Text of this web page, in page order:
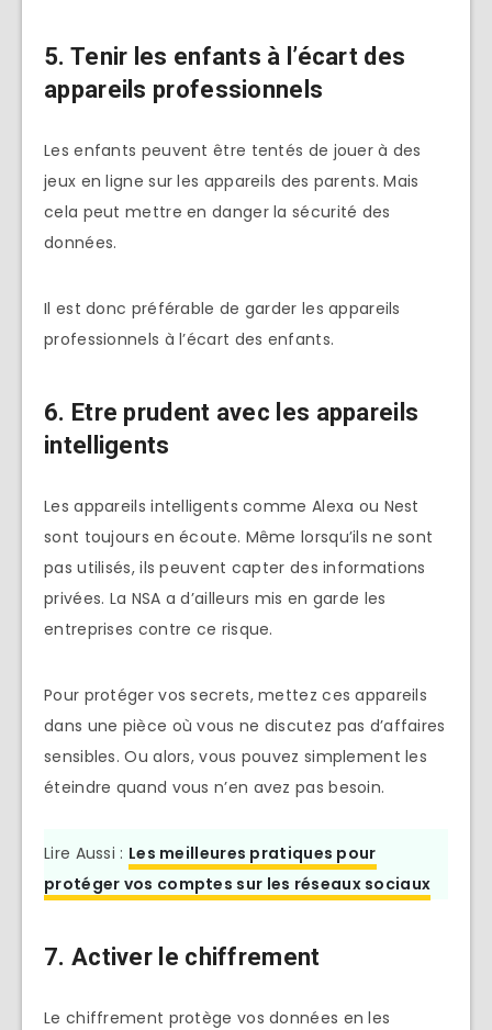
5. Tenir les enfants à l’écart des
appareils professionnels
Les enfants peuvent être tentés de jouer à des
jeux en ligne sur les appareils des parents. Mais
cela peut mettre en danger la sécurité des
données.
Il est donc préférable de garder les appareils
professionnels à l’écart des enfants.
6. Etre prudent avec les appareils
intelligents
Les appareils intelligents comme Alexa ou Nest
sont toujours en écoute. Même lorsqu’ils ne sont
pas utilisés, ils peuvent capter des informations
privées. La NSA a d’ailleurs mis en garde les
entreprises contre ce risque.
Pour protéger vos secrets, mettez ces appareils
dans une pièce où vous ne discutez pas d’affaires
sensibles. Ou alors, vous pouvez simplement les
éteindre quand vous n’en avez pas besoin.
Lire Aussi : Les meilleures pratiques pour
protéger vos comptes sur les réseaux sociaux
7. Activer le chiffrement
Le chiffrement protège vos données en les